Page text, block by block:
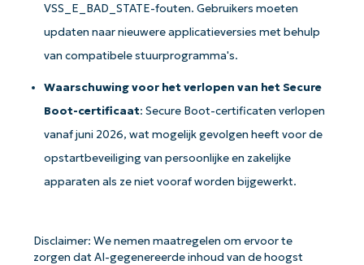
VSS_E_BAD_STATE-fouten. Gebruikers moeten
updaten naar nieuwere applicatieversies met behulp
van compatibele stuurprogramma's.
Waarschuwing voor het verlopen van het Secure
Boot-certificaat: Secure Boot-certificaten verlopen
vanaf juni 2026, wat mogelijk gevolgen heeft voor de
opstartbeveiliging van persoonlijke en zakelijke
apparaten als ze niet vooraf worden bijgewerkt.
Disclaimer: We nemen maatregelen om ervoor te
zorgen dat AI-gegenereerde inhoud van de hoogst